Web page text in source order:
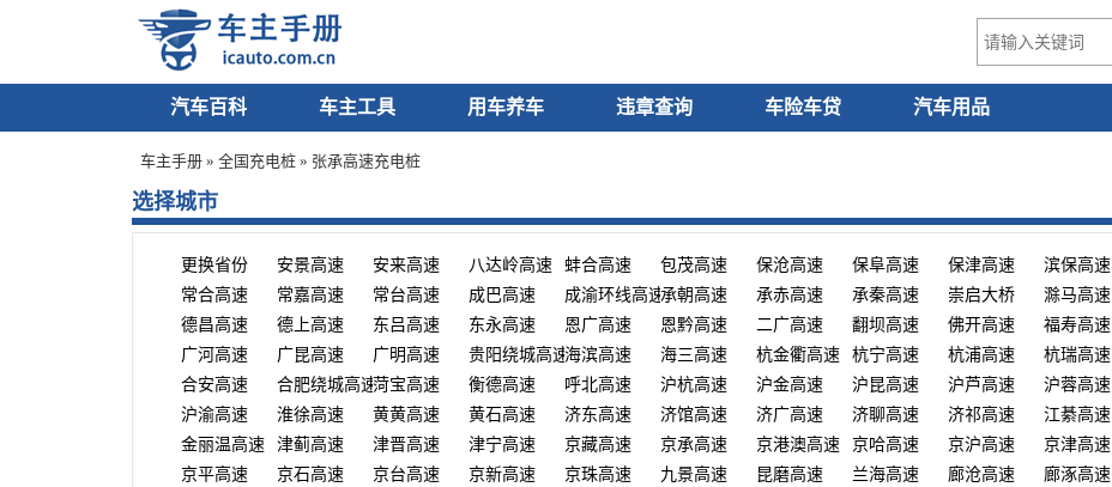
汽车百科 车主工具 用车养车 违章查询 车险车贷 汽车用品
车主手册 » 全国充电桩 » 张承高速充电桩
选择城市
更换省份 安景高速 安来高速 八达岭高速 蚌合高速 包茂高速 保沧高速 保阜高速 保津高速 滨保高速
常合高速
常嘉高速 常台高速 成巴高速 成渝环线高速承朝高速 承赤高速 承秦高速 崇启大桥 滁马高速
德昌高速
德上高速 东吕高速 东永高速 恩广高速 恩黔高速 二广高速 翻坝高速 佛开高速 福寿高速
广河高速
广昆高速 广明高速 贵阳绕城高速海滨高速 海三高速 杭金衢高速 杭宁高速 杭浦高速 杭瑞高速
合安高速
合肥绕城高速菏宝高速 衡德高速 呼北高速 沪杭高速 沪金高速 沪昆高速 沪芦高速 沪蓉高速
沪渝高速
淮徐高速 黄黄高速 黄石高速 济东高速 济馆高速 济广高速 济聊高速 济祁高速 江綦高速
金丽温高速
津蓟高速 津晋高速 津宁高速 京藏高速 京承高速 京港澳高速 京哈高速 京沪高速 京津高速
京平高速
京石高速 京台高速 京新高速 京珠高速 九景高速 昆磨高速 兰海高速 廊沧高速 廊涿高速